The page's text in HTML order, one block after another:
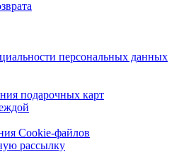
персональных данных
подарочных карт
Cookie-файлов
рассылку